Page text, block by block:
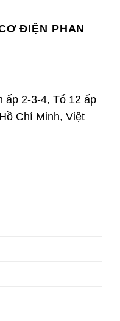
ĐIỆN PHAN
2-3-4, Tổ 12 ấp
Chí Minh, Việt